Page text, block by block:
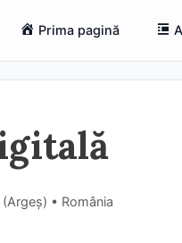
Prima pagină
• România